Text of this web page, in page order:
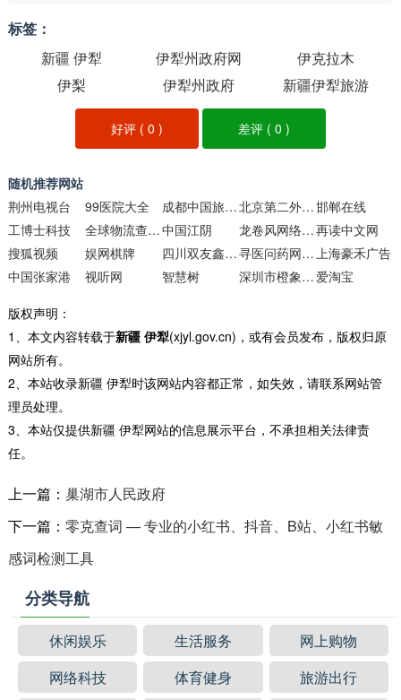
标签：
新疆 伊犁
伊犁州政府网
伊克拉木
伊梨
伊犁州政府 新疆伊犁旅游
好评 (0 ) 差评 ( 0 )
随机推荐网站
荆州电视台
99医院大全 成都中国旅行社世贸大厦分社 北京第二外国语学院邯郸在线
工博士科技
全球物流查询平台中国江阴 龙卷风网络收音机再读中文网
搜狐视频
娱网棋牌 四川双友鑫强建筑机械租赁 寻医问药网特色医院上海豪禾广告
中国张家港
视听网 智慧树 深圳市橙象品牌设计顾问爱淘宝
版权声明：
1、本文内容转载于新疆 伊犁(xjyl.gov.cn)，或有会员发布，版权归原
网站所有。
2、本站收录新疆 伊犁时该网站内容都正常，如失效，请联系网站管
理员处理。
3、本站仅提供新疆 伊犁网站的信息展示平台，不承担相关法律责
任。
上一篇： 巢湖市人民政府
下一篇： 零克查词 — 专业的小红书、抖音、B站、小红书敏
感词检测工具
分类导航
休闲娱乐 生活服务
网上购物
网络科技
体育健身
旅游出行